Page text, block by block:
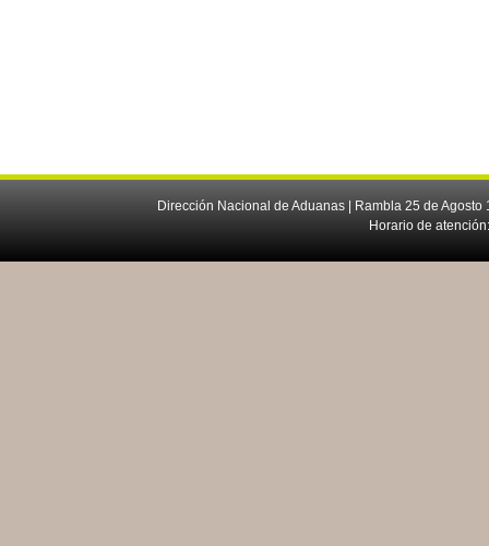
Dirección Nacional de Aduanas | Rambla 25 de
Horario de